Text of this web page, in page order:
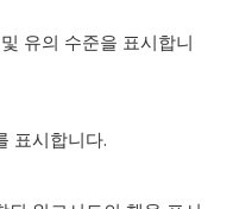
유의 수준을 표시합니
표시합니다.